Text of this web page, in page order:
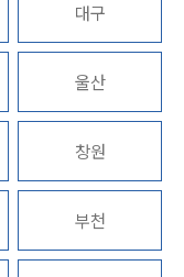
대구
울산
창원
부천